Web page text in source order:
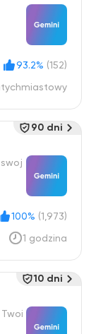
93.2% (152)
100% (1,973)
1 godzina
90 dni
10 dni